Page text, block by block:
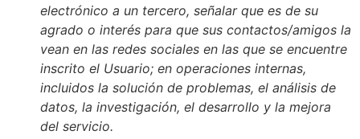
electrónico a un tercero, señalar que es de su
agrado o interés para que sus contactos/amigos la
vean en las redes sociales en las que se encuentre
inscrito el Usuario; en operaciones internas,
incluidos la solución de problemas, el análisis de
datos, la investigación, el desarrollo y la mejora
del servicio.